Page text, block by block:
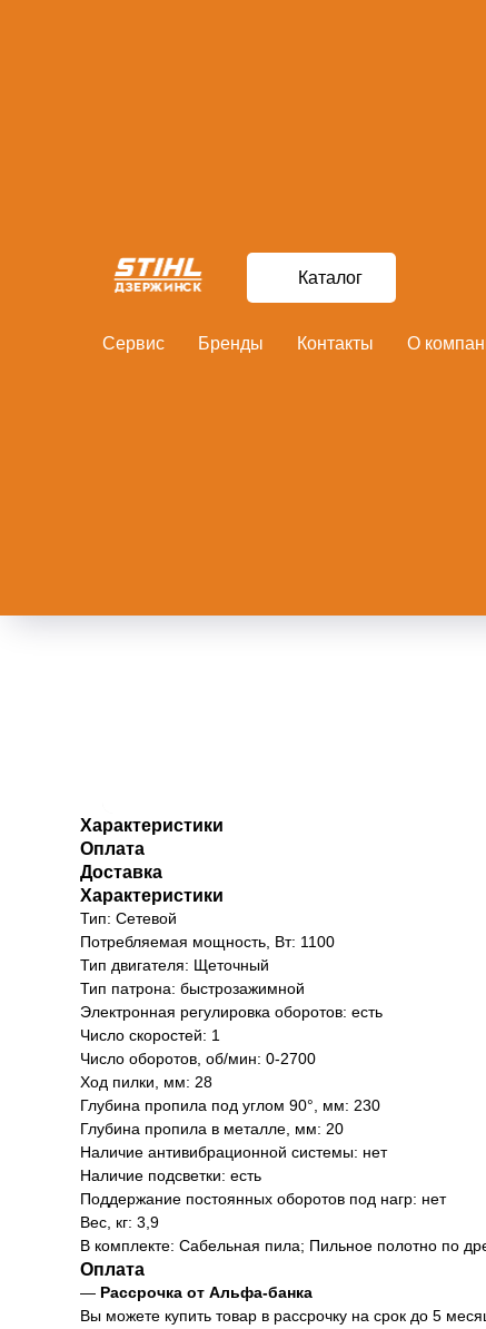
Каталог
Сервис Бренды Контакты О
Характеристики
Оплата
Доставка
Характеристики
Тип: Сетевой
Потребляемая мощность, Вт: 1100
Тип двигателя: Щеточный
Тип патрона: быстрозажимной
Электронная регулировка оборотов: есть
Число скоростей: 1
Число оборотов, об/мин: 0-2700
Ход пилки, мм: 28
Глубина пропила под углом 90°, мм: 230
Глубина пропила в металле, мм: 20
Наличие антивибрационной системы: нет
Наличие подсветки: есть
Поддержание постоянных оборотов под нагр: нет
Вес, кг: 3,9
В комплекте: Сабельная пила; Пильное полотно по
Оплата
— Рассрочка от Альфа-банка
Вы можете купить товар в рассрочку на срок до 5